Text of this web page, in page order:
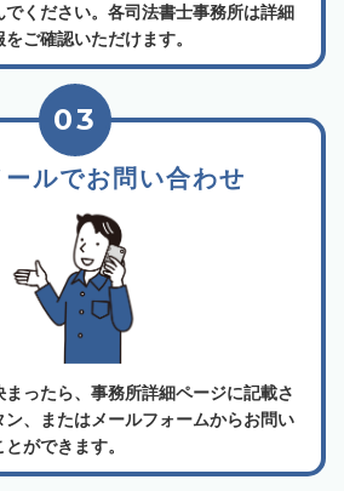
ください。各司法書士事務所は詳細
ご確認いただけます。
ールでお問い合わせ
03
ったら、事務所詳細ページに記載さ
、またはメールフォームからお問い
ができます。